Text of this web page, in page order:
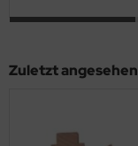
Zuletzt angesehen